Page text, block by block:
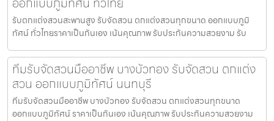
รับตกแต่งสวนสะพานสูง รับจัดสวน ตกแต่งสวนทุกขนาด ออกแบบภูมิ
ทัศน์ ทั่วไทยราคาเป็นกันเอง เน้นคุณภาพ รับประกันความสวยงาม รับ
ทีมรับจัดสวนมืออาชีพ บางบัวทอง รับจัดสวน ตกแต่ง
สวน ออกแบบภูมิทัศน์ นนทบุรี
ทีมรับจัดสวนมืออาชีพ บางบัวทอง รับจัดสวน ตกแต่งสวนทุกขนาด
ออกแบบภูมิทัศน์ ราคาเป็นกันเอง เน้นคุณภาพ รับประกันความสวยงาม